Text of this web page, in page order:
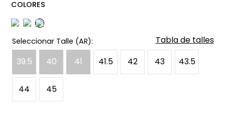
COLORES
39.5 40 41 41.5 42 43 43.5
44 45
Tabla de talles